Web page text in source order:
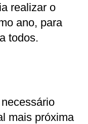
realizar o
ano, para
todos.
mais próxima